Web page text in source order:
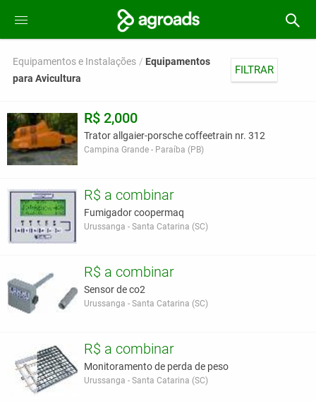
Equipamentos e Instalações
Equipamentos
para Avicultura
FILTRAR
R$ 2,000
Trator allgaier-porsche coffeetrain nr. 312
Campina Grande - Paraíba (PB)
R$ a combinar
Fumigador coopermaq
Urussanga - Santa Catarina (SC)
R$ a combinar
Sensor de co2
Urussanga - Santa Catarina (SC)
R$ a combinar
Monitoramento de perda de peso
Urussanga - Santa Catarina (SC)